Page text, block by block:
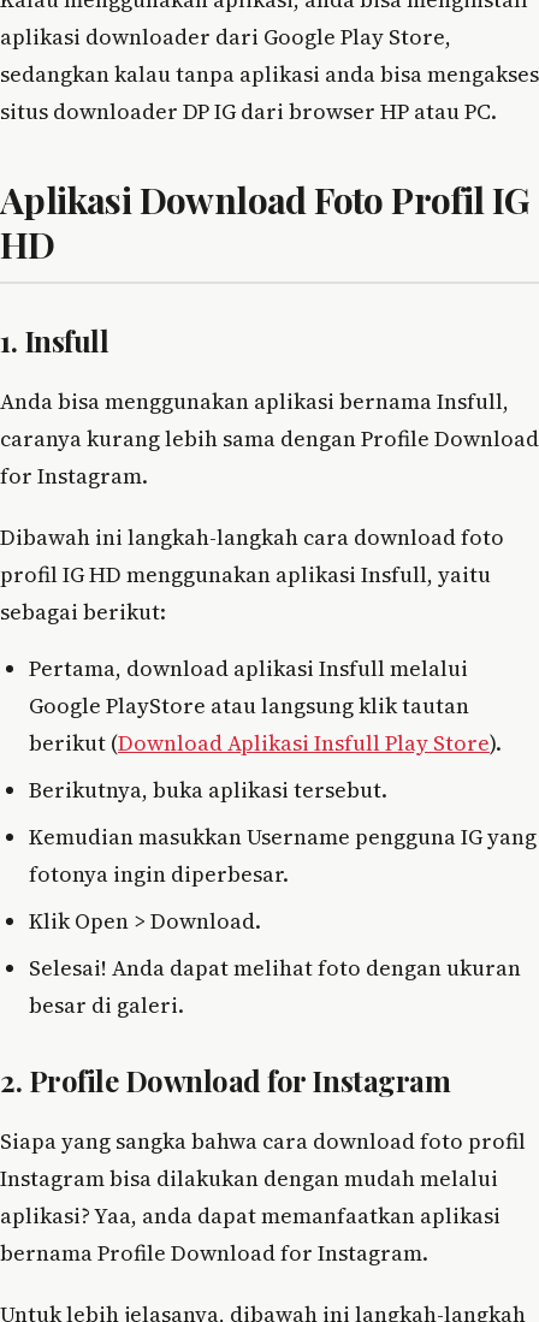
aplikasi downloader dari Google Play Store,
sedangkan kalau tanpa aplikasi anda bisa mengakses
situs downloader DP IG dari browser HP atau PC.
Aplikasi Download Foto Profil IG
HD
1. Insfull
Anda bisa menggunakan aplikasi bernama Insfull,
caranya kurang lebih sama dengan Profile Download
for Instagram.
Dibawah ini langkah-langkah cara download foto
profil IG HD menggunakan aplikasi Insfull, yaitu
sebagai berikut:
Pertama, download aplikasi Insfull melalui
Google PlayStore atau langsung klik tautan
berikut (Download Aplikasi Insfull Play Store).
Berikutnya, buka aplikasi tersebut.
Kemudian masukkan Username pengguna IG yang
fotonya ingin diperbesar.
Klik Open > Download.
Selesai! Anda dapat melihat foto dengan ukuran
besar di galeri.
2. Profile Download for Instagram
Siapa yang sangka bahwa cara download foto profil
Instagram bisa dilakukan dengan mudah melalui
aplikasi? Yaa, anda dapat memanfaatkan aplikasi
bernama Profile Download for Instagram.
Untuk lebih jelasanya, dibawah ini langkah-langkah